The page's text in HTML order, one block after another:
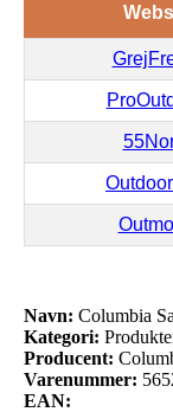
Navn: Columbia
Kategori:
Producent:
Varenummer:
EAN: